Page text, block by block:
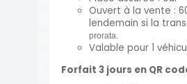
Ouvert à la vente :
lendemain si la
prorata.
Valable pour 1
Forfait 3 jours en QR